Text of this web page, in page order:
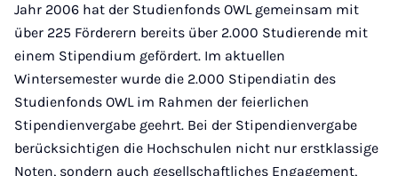
Jahr 2006 hat der Studienfonds OWL gemeinsam mit
über 225 Förderern bereits über 2.000 Studierende mit
einem Stipendium gefördert. Im aktuellen
Wintersemester wurde die 2.000 Stipendiatin des
Studienfonds OWL im Rahmen der feierlichen
Stipendienvergabe geehrt. Bei der Stipendienvergabe
berücksichtigen die Hochschulen nicht nur erstklassige
Noten, sondern auch gesellschaftliches Engagement,